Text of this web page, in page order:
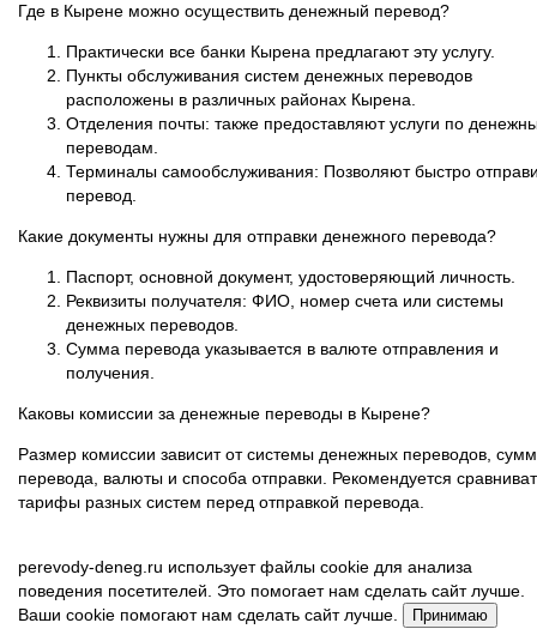
Где в Кырене можно осуществить денежный перевод?
Практически все банки Кырена предлагают эту услугу.
Пункты обслуживания систем денежных переводов
расположены в различных районах Кырена.
Отделения почты: также предоставляют услуги по
переводам.
Терминалы самообслуживания: Позволяют быстро
перевод.
Какие документы нужны для отправки денежного перевода?
Паспорт, основной документ, удостоверяющий личность.
Реквизиты получателя: ФИО, номер счета или системы
денежных переводов.
Сумма перевода указывается в валюте отправления и
получения.
Каковы комиссии за денежные переводы в Кырене?
Размер комиссии зависит от системы денежных переводов,
перевода, валюты и способа отправки. Рекомендуется
тарифы разных систем перед отправкой перевода.
perevody-deneg.ru использует файлы cookie для анализа
поведения посетителей. Это помогает нам сделать сайт лучше.
Ваши cookie помогают нам сделать сайт лучше.
Принимаю